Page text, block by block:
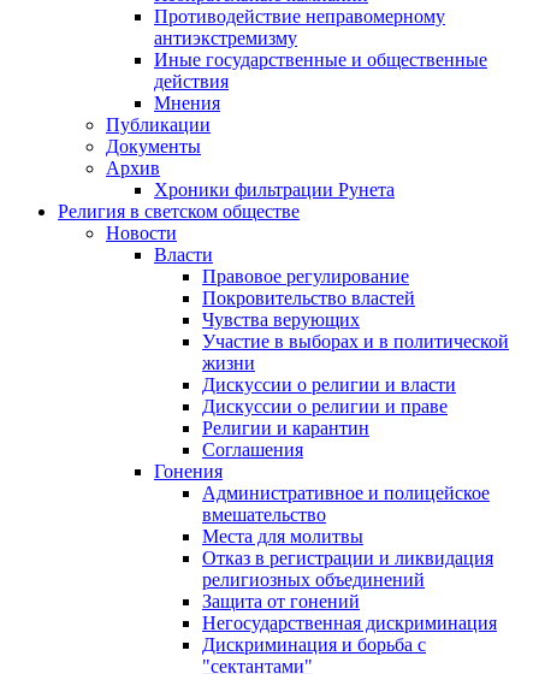
Противодействие неправомерному
антиэкстремизму
Иные государственные и общественные
действия
Мнения
Публикации
Документы
Архив
Хроники фильтрации Рунета
Религия в светском обществе
Новости
Власти
Правовое регулирование
Покровительство властей
Чувства верующих
Участие в выборах и в политической
жизни
Дискуссии о религии и власти
Дискуссии о религии и праве
Религии и карантин
Соглашения
Гонения
Административное и полицейское
вмешательство
Места для молитвы
Отказ в регистрации и ликвидация
религиозных объединений
Защита от гонений
Негосударственная дискриминация
Дискриминация и борьба с
"сектантами"